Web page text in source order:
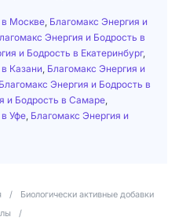
в Москве Благомакс Энергия и
Энергия и Бодрость в
и Бодрость в Екатеринбург,
Казани Благомакс Энергия и
Благомакс Энергия и Бодрость в
и Бодрость в Самаре
Уфе Благомакс Энергия и
/
Биологически активные добавки
/